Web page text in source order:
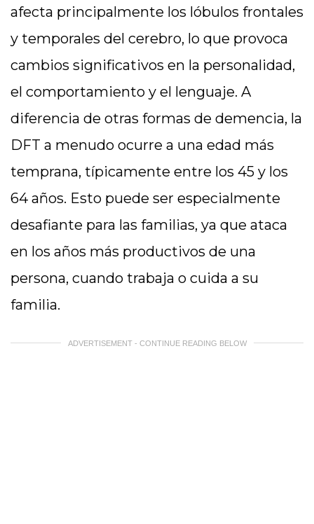
afecta principalmente los lóbulos frontales
y temporales del cerebro, lo que provoca
cambios significativos en la personalidad,
el comportamiento y el lenguaje. A
diferencia de otras formas de demencia, la
DFT a menudo ocurre a una edad más
temprana, típicamente entre los 45 y los
64 años. Esto puede ser especialmente
desafiante para las familias, ya que ataca
en los años más productivos de una
persona, cuando trabaja o cuida a su
familia.
ADVERTISEMENT - CONTINUE READING BELOW